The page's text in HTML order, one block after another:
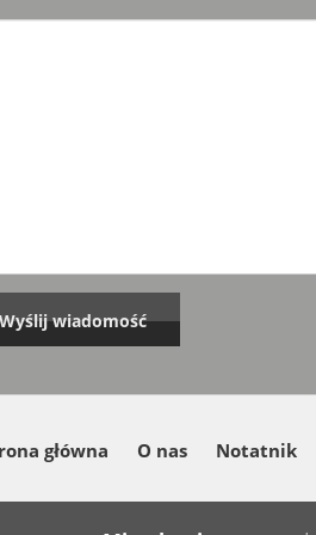
główna O nas Notatnik